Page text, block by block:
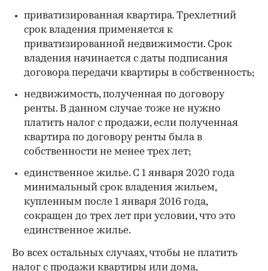
приватизированная квартира. Трехлетний
срок владения применяется к
приватизированной недвижимости. Срок
владения начинается с даты подписания
договора передачи квартиры в собственность;
недвижимость, полученная по договору
ренты. В данном случае тоже не нужно
платить налог с продажи, если полученная
квартира по договору ренты была в
собственности не менее трех лет;
единственное жилье. С 1 января 2020 года
минимальный срок владения жильем,
купленным после 1 января 2016 года,
сокращен до трех лет при условии, что это
единственное жилье.
Во всех остальных случаях, чтобы не платить
налог с продажи квартиры или дома,